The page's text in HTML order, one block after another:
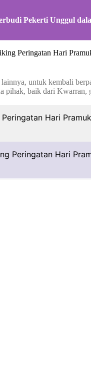
Pekerti Unggul
untuk kembali
pihak, baik dari